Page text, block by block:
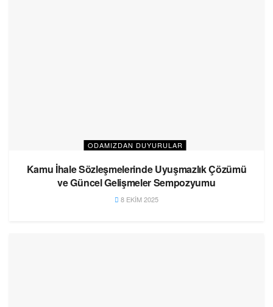
ODAMIZDAN DUYURULAR
Kamu İhale Sözleşmelerinde Uyuşmazlık Çözümü
ve Güncel Gelişmeler Sempozyumu
8 EKIM 2025